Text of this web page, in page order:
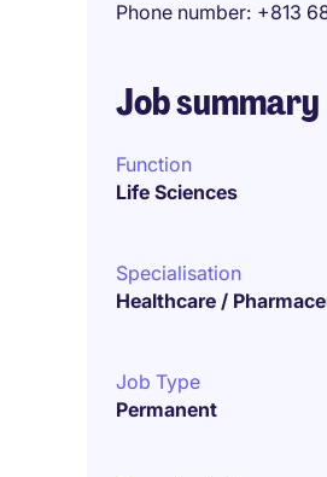
Phone number +813
Job summary
Function
Life Sciences
Specialisation
Healthcare /
Job Type
Permanent